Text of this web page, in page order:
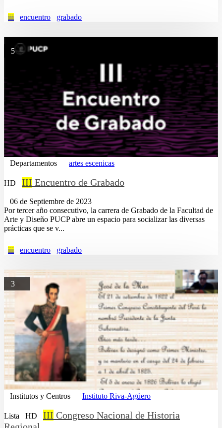
iii encuentro grabado
5
Departamentos artes escenicas
HD III Encuentro de Grabado
06 de Septiembre de 2023
Por tercer año consecutivo, la carrera de Grabado de la Facultad de
Arte y Diseño PUCP abre un espacio para socializar las diversas
prácticas que se v...
iii encuentro grabado
3
Institutos y Centros Instituto Riva-Agüero
Lista HD III Congreso Nacional de Historia